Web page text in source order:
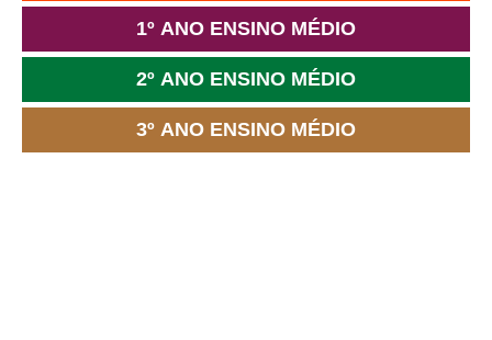
1º ANO ENSINO MÉDIO
2º ANO ENSINO MÉDIO
3º ANO ENSINO MÉDIO